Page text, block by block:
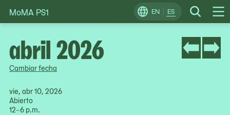
Skip
to
EN ES Search
Change
Locale
MoMA PS1
Cambiar fecha
vie, abr 10, 2026
Abierto
12–6 p.m.
abril 2026